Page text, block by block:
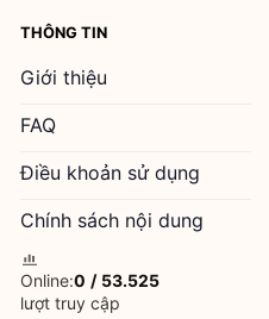
THÔNG TIN
Giới thiệu
FAQ
Điều khoản sử dụng
Chính sách nội dung
Online:0 / 53.525
lượt truy cập